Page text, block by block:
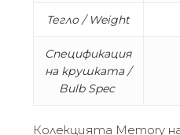
Тегло / Weight
Спецификация
на крушката /
Bulb Spec
Колекцията Memory